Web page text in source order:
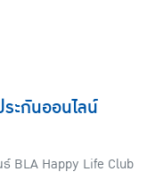
ะกันออนไลน์
BLA Happy Life Club